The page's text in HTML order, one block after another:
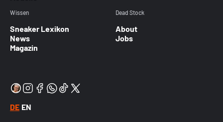
Wissen
Sneaker Lexikon
News
Magazin
Dead Stock
About
Jobs
DE EN